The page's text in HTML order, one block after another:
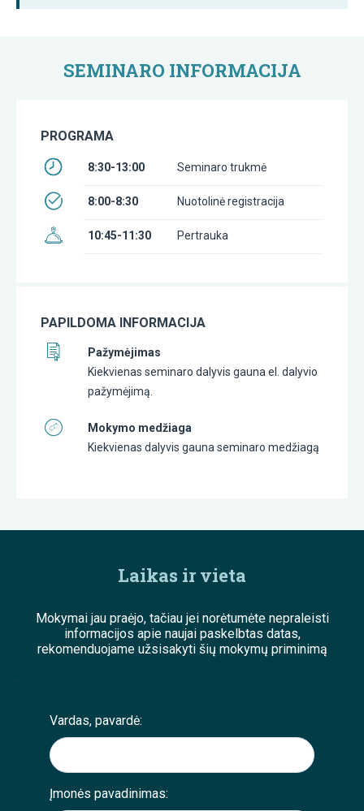
SEMINARO INFORMACIJA
PROGRAMA
8:30-13:00 Seminaro trukmė
8:00-8:30 Nuotolinė registracija
10:45-11:30 Pertrauka
PAPILDOMA INFORMACIJA
Pažymėjimas
Kiekvienas seminaro dalyvis gauna el. dalyvio
pažymėjimą.
Mokymo medžiaga
Kiekvienas dalyvis gauna seminaro medžiagą
Laikas ir vieta
Mokymai jau praėjo, tačiau jei norėtumėte nepraleisti
informacijos apie naujai paskelbtas datas,
rekomenduojame užsisakyti šių mokymų priminimą
;
Vardas, pavardė:
Įmonės pavadinimas: